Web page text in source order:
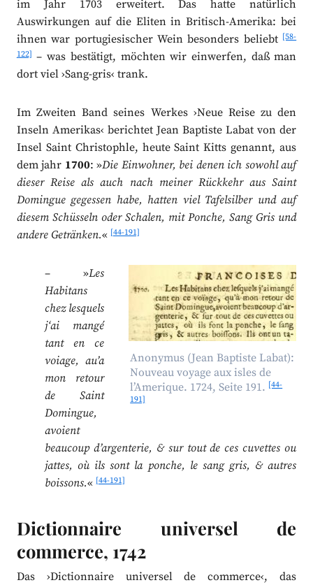
im Jahr 1703 erweitert. Das hatte natürlich
Auswirkungen auf die Eliten in Britisch-Amerika: bei
ihnen war portugiesischer Wein besonders beliebt [58-
122] – was bestätigt, möchten wir einwerfen, daß man
dort viel ›Sang-gris‹ trank.
Im Zweiten Band seines Werkes ›Neue Reise zu den
Inseln Amerikas‹ berichtet Jean Baptiste Labat von der
Insel Saint Christophle, heute Saint Kitts genannt, aus
dem jahr 1700: »Die Einwohner, bei denen ich sowohl auf
dieser Reise als auch nach meiner Rückkehr aus Saint
Domingue gegessen habe, hatten viel Tafelsilber und auf
diesem Schüsseln oder Schalen, mit Ponche, Sang Gris und
andere Getränken.«[44-191]
Anonymus (Jean Baptiste Labat):
Nouveau voyage aux isles de
l’Amerique. 1724, Seite 191. [44-
191]
– »Les
Habitans
chez lesquels
j‘ai mangé
tant en ce
voiage, au’a
mon retour
de Saint
Domingue,
avoient
beaucoup d’argenterie, & sur tout de ces cuvettes ou
jattes, où ils sont la ponche, le sang gris, & autres
boissons.«[44-191]
Dictionnaire universel de
commerce, 1742
Das ›Dictionnaire universel de commerce‹, das